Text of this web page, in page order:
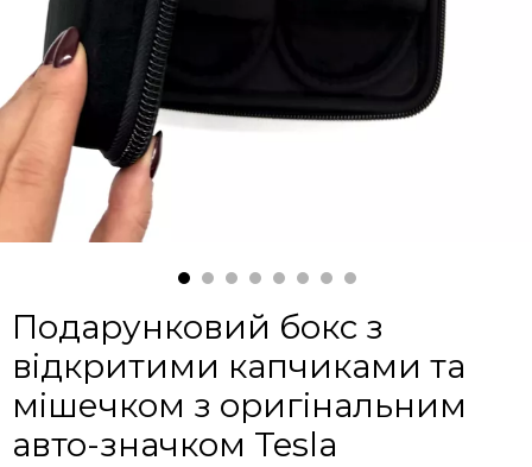
Подарунковий бокс з
відкритими капчиками та
мішечком з оригінальним
авто-значком Tesla